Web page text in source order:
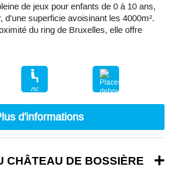
de jeux pour enfants de 0 à 10 ans,
d'une superficie avoisinant les 4000m².
du ring de Bruxelles, elle offre
nc
d'informations
CHÂTEAU DE BOSSIÈRE